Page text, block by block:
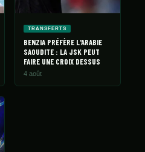
TRANSFERTS
BENZIA PRÉFÈRE L'ARABIE
SAOUDITE : LA JSK PEUT
FAIRE UNE CROIX DESSUS
4 août